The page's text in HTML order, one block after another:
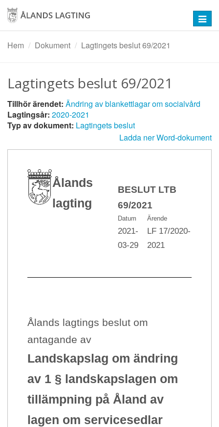
Hoppa
huvudinnehåll
Hem
Dokument Lagtingets beslut 69/2021
Lagtingets beslut 69/2021
Tillhör ärendet: Ändring av blankettlagar om socialvård
Lagtingsår: 2020-2021
Typ av dokument: Lagtingets beslut
Ladda ner Word-dokument
Ålands
lagting
BESLUT LTB
69/2021
Datum Ärende
2021-
03-29
LF 17/2020-
2021
Ålands lagtings beslut om
antagande av
Landskapslag om ändring
av 1 § landskapslagen om
tillämpning på Åland av
lagen om servicesedlar